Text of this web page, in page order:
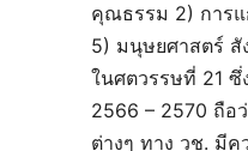
คุณธรรม 2) การ
5) มนุษยศาสตร์ สั
ในศตวรรษที่ 21
2566 – 2570 ถือ
ต่างๆ ทาง วช. มี